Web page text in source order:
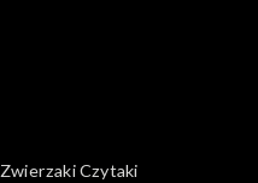
Zwierzaki Czytaki